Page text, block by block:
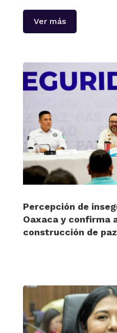
Ver más
Percepción de
Oaxaca y confirma
construcción de